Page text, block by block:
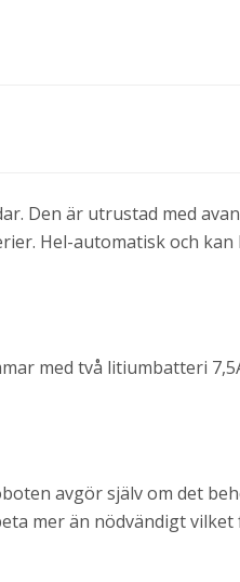
Den är utrustad med
Hel-automatisk och kan
med två litiumbatteri
avgör själv om det
mer än nödvändigt